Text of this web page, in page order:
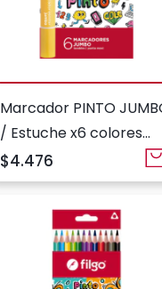
Marcador PINTO
/ Estuche x6 colores
surtidos
$4.476